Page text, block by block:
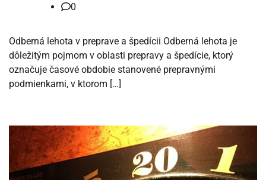
0
Odberná lehota v preprave a špedícii Odberná lehota je
dôležitým pojmom v oblasti prepravy a špedície, ktorý
označuje časové obdobie stanovené prepravnými
podmienkami, v ktorom […]